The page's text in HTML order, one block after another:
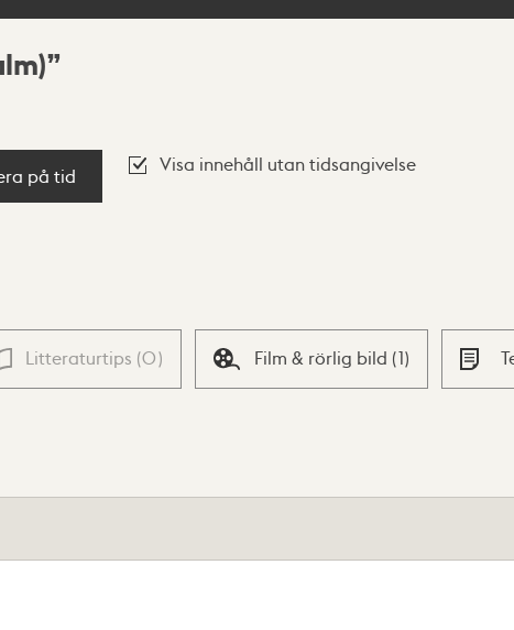
på tid
Visa innehåll utan tidsangivelse
Litteraturtips (0) Film & rörlig bild (1)